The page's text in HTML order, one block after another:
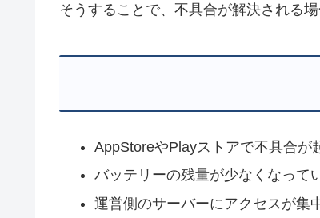
そうすることで、不具合が解決される場
AppStoreやPlayストアで不具合が
バッテリーの残量が少なくなって
運営側のサーバーにアクセスが集